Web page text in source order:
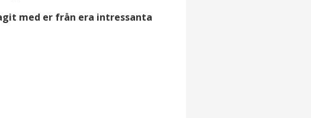
med er från era intressanta